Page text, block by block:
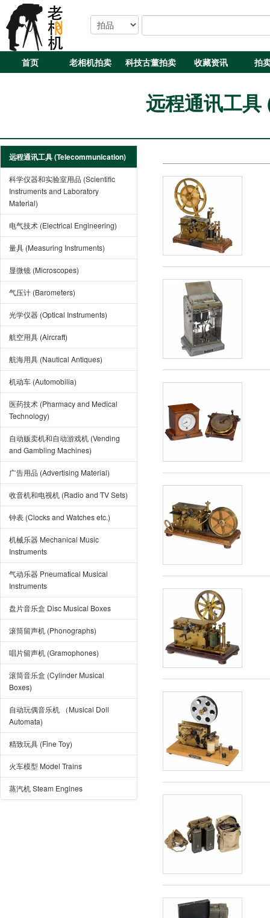
首页 老相机拍卖 科技古董拍卖 收藏资讯 拍
远程通讯工
远程通讯工具 (Telecommunication)
科学仪器和实验室用品 (Scientific
Instruments and Laboratory
Material)
电气技术 (Electrical Engineering)
量具 (Measuring Instruments)
显微镜 (Microscopes)
气压计 (Barometers)
光学仪器 (Optical Instruments)
航空用具 (Aircraft)
航海用具 (Nautical Antiques)
机动车 (Automobilia)
医药技术 (Pharmacy and Medical
Technology)
自动贩卖机和自动游戏机 (Vending
and Gambling Machines)
广告用品 (Advertising Material)
收音机和电视机 (Radio and TV Sets)
钟表 (Clocks and Watches etc.)
机械乐器 Mechanical Music
Instruments
气动乐器 Pneumatical Musical
Instruments
盘片音乐盒 Disc Musical Boxes
滚筒留声机 (Phonographs)
唱片留声机 (Gramophones)
滚筒音乐盒 (Cylinder Musical
Boxes)
自动玩偶音乐机 （Musical Doll
Automata)
精致玩具 (Fine Toy)
火车模型 Model Trains
蒸汽机 Steam Engines